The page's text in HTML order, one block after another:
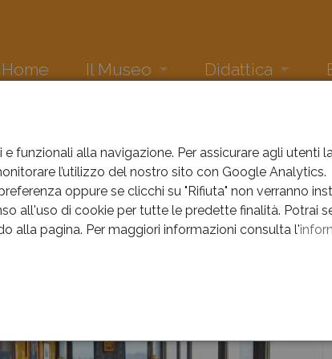
funzionali alla navigazione. Per assicurare agli utenti
l’utilizzo del nostro sito con Google Analytics.
oppure se clicchi su "Rifiuta" non verranno
all'uso di cookie per tutte le predette finalità. Potrai
alla pagina. Per maggiori informazioni consulta l'
Home Il Museo
Sala di Cecilia
Sala Risorgimento
Didattica
Comics. Quando i fumetti
Due geni veneti tra storia e
Musivamente